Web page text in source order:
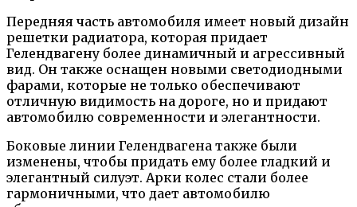
Передняя часть автомобиля имеет новый дизайн
решетки радиатора, которая придает
Гелендвагену более динамичный и агрессивный
вид. Он также оснащен новыми светодиодными
фарами, которые не только обеспечивают
отличную видимость на дороге, но и придают
автомобилю современности и элегантности.
Боковые линии Гелендвагена также были
изменены, чтобы придать ему более гладкий и
элегантный силуэт. Арки колес стали более
гармоничными, что дает автомобилю